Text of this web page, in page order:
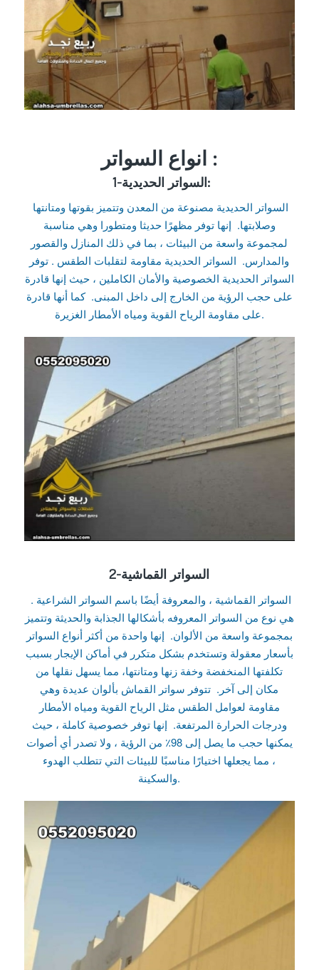
انواع السواتر :
1-السواتر الحديدية:
وصلابتها. إنها توفر مظهرًا حديثا ومتطورا وهي مناسبة
لمجموعة واسعة من البيئات ، بما في ذلك المنازل والقصور
والمدارس. السواتر الحديدية مقاومة لتقلبات الطقس . توفر
السواتر الحديدية الخصوصية والأمان الكاملين ، حيث إنها قادرة
على حجب الرؤية من الخارج إلى داخل المبنى. كما أنها قادرة
على مقاومة الرياح القوية ومياه الأمطار الغزيرة.
2-السواتر القماشية
هي نوع من السواتر المعروفه بأشكالها الجذابة والحديثة وتتميز
بمجموعة واسعة من الألوان. إنها واحدة من أكثر أنواع السواتر
بأسعار معقولة وتستخدم بشكل متكرر في أماكن الإيجار بسبب
تكلفتها المنخفضة وخفة زنها ومتانتها، مما يسهل نقلها من
مكان إلى آخر. تتوفر سواتر القماش بألوان عديدة وهي
مقاومة لعوامل الطقس مثل الرياح القوية ومياه الأمطار
ودرجات الحرارة المرتفعة. إنها توفر خصوصية كاملة ، حيث
يمكنها حجب ما يصل إلى 98٪ من الرؤية ، ولا تصدر أي أصوات
، مما يجعلها اختيارًا مناسبًا للبيئات التي تتطلب الهدوء
والسكينة.